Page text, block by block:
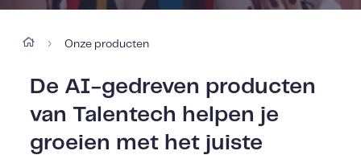
› Onze producten
De AI-gedreven producten
van Talentech helpen je
groeien met het juiste